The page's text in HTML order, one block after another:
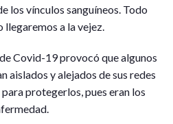
los vínculos sanguíneos. Todo
a la vejez.
Covid-19 provocó que algunos
aislados y alejados de sus redes
protegerlos, pues eran los